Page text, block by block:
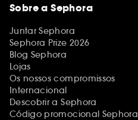
Sobre a Sephora
Juntar Sephora
Sephora Prize 2026
Blog Sephora
Lojas
Os nossos compromissos
Internacional
Descobrir a Sephora
Código promocional Sephora